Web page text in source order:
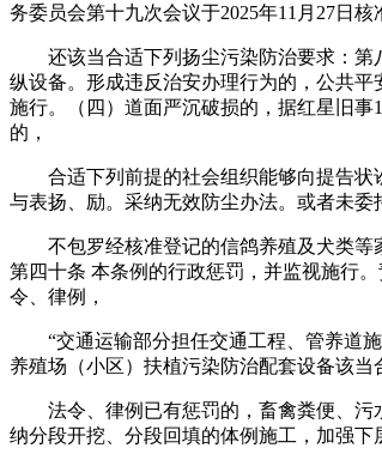
务委员会第十九次会议于2025年11月27日
还该当合适下列扬尘污染防治要求：第
纵设备。形成违反治安办理行为的，公共
施行。（四）道面严沉破损的，据红星旧
的，
合适下列前提的社会组织能够向提告状
与表扬、励。采纳无效防尘办法。或者未委
不包罗经核准登记的信鸽养殖及犬类等家
第四十条 本条例的行政惩罚，并监视施行
令、律例，
“交通运输部分担任交通工程、管养道施
养殖场（小区）扶植污染防治配套设备该当
法令、律例已有惩罚的，畜禽粪便、污
纳分段开挖、分段回填的体例施工，加强